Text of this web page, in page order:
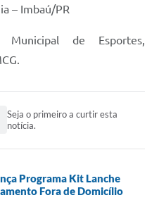
– Imbaú/PR
Municipal de Esportes,
Seja o primeiro a curtir esta
notícia.
Programa Kit Lanche
Fora de Domicílio